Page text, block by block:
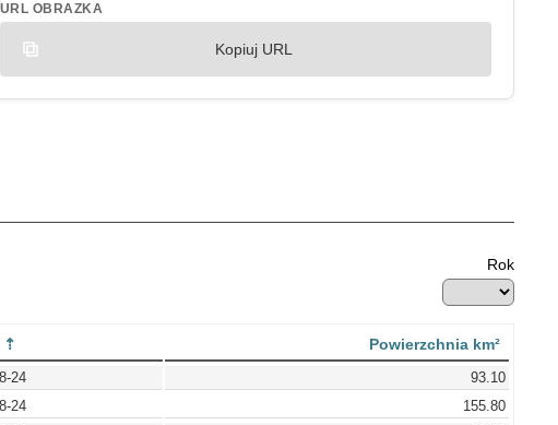
URL OBRAZKA
Kopiuj URL
Rok
Powierzchnia km²
24
93.10
24
155.80